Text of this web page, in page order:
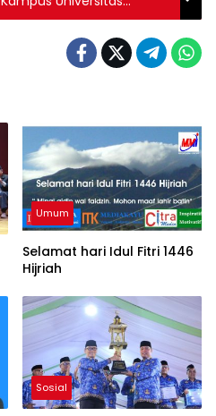
Umum
Selamat hari Idul Fitri 1446
Hijriah
Sosial